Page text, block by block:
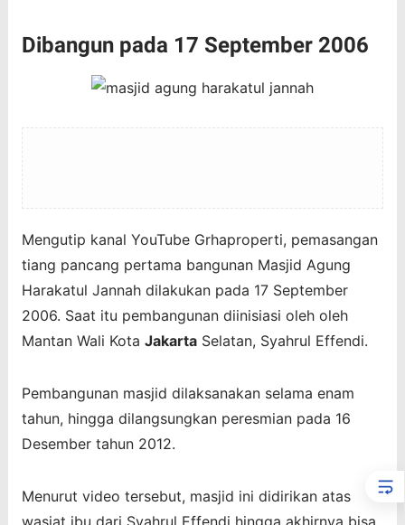
Dibangun pada 17 September 2006
Mengutip kanal YouTube Grhaproperti, pemasangan
tiang pancang pertama bangunan Masjid Agung
Harakatul Jannah dilakukan pada 17 September
2006. Saat itu pembangunan diinisiasi oleh oleh
Mantan Wali Kota JakartaSelatan, Syahrul Effendi.
Pembangunan masjid dilaksanakan selama enam
tahun, hingga dilangsungkan peresmian pada 16
Desember tahun 2012.
Menurut video tersebut, masjid ini didirikan atas
wasiat ibu dari Syahrul Effendi hingga akhirnya bisa